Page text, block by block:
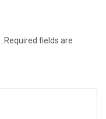
Required fields are